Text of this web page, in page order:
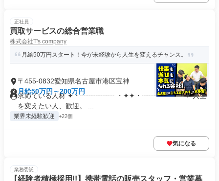
正社員
買取サービスの総合営業職
株式会社T's company
月給50万円スタート！今が未経験から人生を変えるチャンス。
〒455-0832愛知県名古屋市港区宝神
月給50万円～200万円
求めている人材 ✦・┈┈┈┈┈ ・✦✦・┈┈┈┈┈ ・✦ 人生
を変えたい人、歓迎。 ...
業界未経験歓迎 +22個
気になる
業務委託
【経験者積極採用!!】携帯電話の販売スタッフ・営業募